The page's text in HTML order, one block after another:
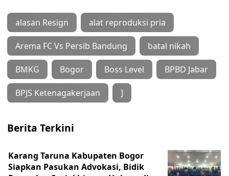
alasan Resign alat reproduksi pria
Arema FC Vs Persib Bandung batal nikah
BMKG Bogor Boss Level BPBD Jabar
BPJS Ketenagakerjaan ]
Berita Terkini
Karang Taruna Kabupaten Bogor
Siapkan Pasukan Advokasi, Bidik